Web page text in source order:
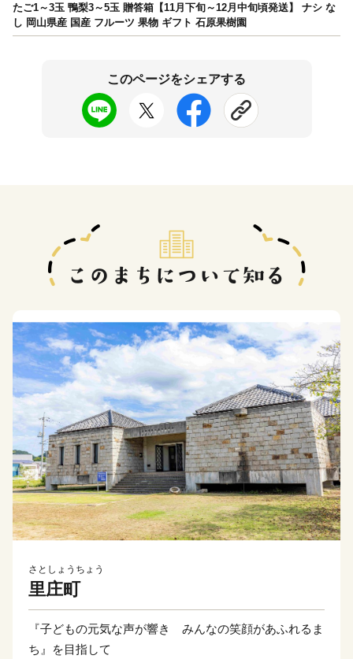
たご1～3玉 鴨梨3～5玉 贈答箱【11月下旬～12月中旬頃発送】 ナシ な
し 岡山県産 国産 フルーツ 果物 ギフト 石原果樹園
このページをシェアする
さとしょうちょう
里庄町
『子どもの元気な声が響き みんなの笑顔があふれるま
ち』を目指して